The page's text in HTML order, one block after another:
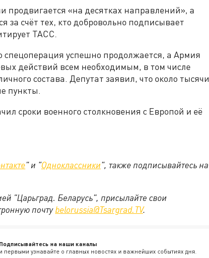
продвигается «на десятках направлений», а
за счёт тех, кто добровольно подписывает
ТАСС.
спецоперация успешно продолжается, а Армия
действий всем необходимым, в том числе
состава. Депутат заявил, что около тысячи
пункты.
сроки военного столкновения с Европой и её
" и "Одноклассники", также подписывайтесь на
"Царьград. Беларусь", присылайте свои
почту belorussia@Tsargrad.TV.
Подписывайтесь на наши каналы
и первыми узнавайте о главных новостях и важнейших событиях дня.